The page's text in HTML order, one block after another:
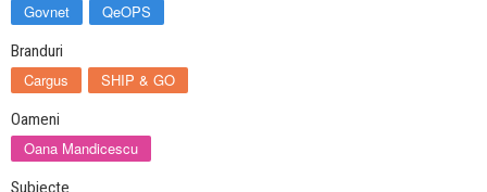
Govnet QeOPS
Branduri
Cargus SHIP & GO
Oameni
Oana Mandicescu
Subiecte